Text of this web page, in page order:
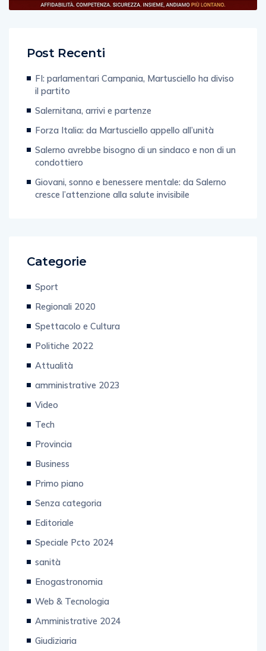
Post Recenti
FI: parlamentari Campania, Martusciello ha diviso
il partito
Salernitana, arrivi e partenze
Forza Italia: da Martusciello appello all’unità
Salerno avrebbe bisogno di un sindaco e non di un
condottiero
Giovani, sonno e benessere mentale: da Salerno
cresce l’attenzione alla salute invisibile
Categorie
Sport
Regionali 2020
Spettacolo e Cultura
Politiche 2022
Attualità
amministrative 2023
Video
Tech
Provincia
Business
Primo piano
Senza categoria
Editoriale
Speciale Pcto 2024
sanità
Enogastronomia
Web & Tecnologia
Amministrative 2024
Giudiziaria